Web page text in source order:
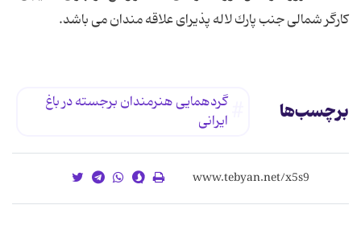
كارگر شمالی جنب پارك لاله پذیرای علاقه مندان می باشد.
برچسب‌ها
گردهمایی هنرمندان برجسته در باغ
ایرانی